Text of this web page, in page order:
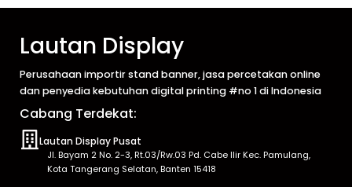
Lautan Display
Perusahaan importir stand banner, jasa percetakan online
dan penyedia kebutuhan digital printing #no 1 di Indonesia
Cabang Terdekat:
Lautan Display Pusat
Jl. Bayam 2 No. 2-3, Rt.03/Rw.03 Pd. Cabe Ilir Kec. Pamulang,
Kota Tangerang Selatan, Banten 15418